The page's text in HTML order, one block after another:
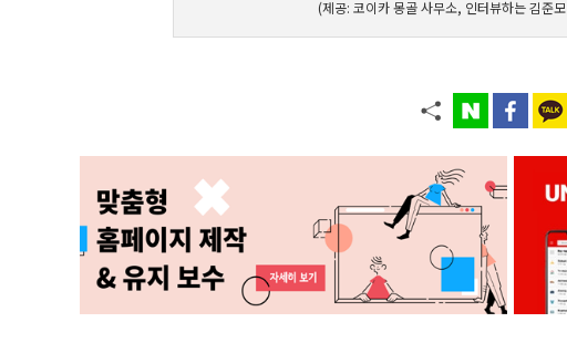
(제공: 코이카 몽골 사무소, 인터뷰하는 김준